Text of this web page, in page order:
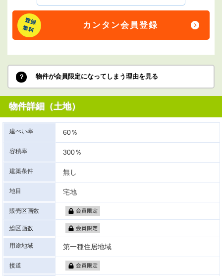
カンタン会員登録
物件が会員限定になってしまう理由を見る
物件詳細（土地）
建ぺい率 60％
容積率 300％
建築条件 無し
地目 宅地
販売区画数
総区画数
用途地域 第一種住居地域
接道